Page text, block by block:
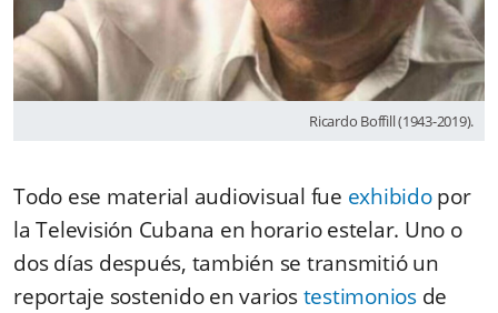
Ricardo Boffill (1943-2019).
Todo ese material audiovisual fue exhibidopor
la Televisión Cubana en horario estelar. Uno o
dos días después, también se transmitió un
reportaje sostenido en variostestimoniosde